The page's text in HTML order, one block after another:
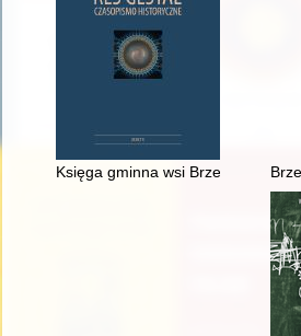
Księga gminna wsi Brzezowa (k.